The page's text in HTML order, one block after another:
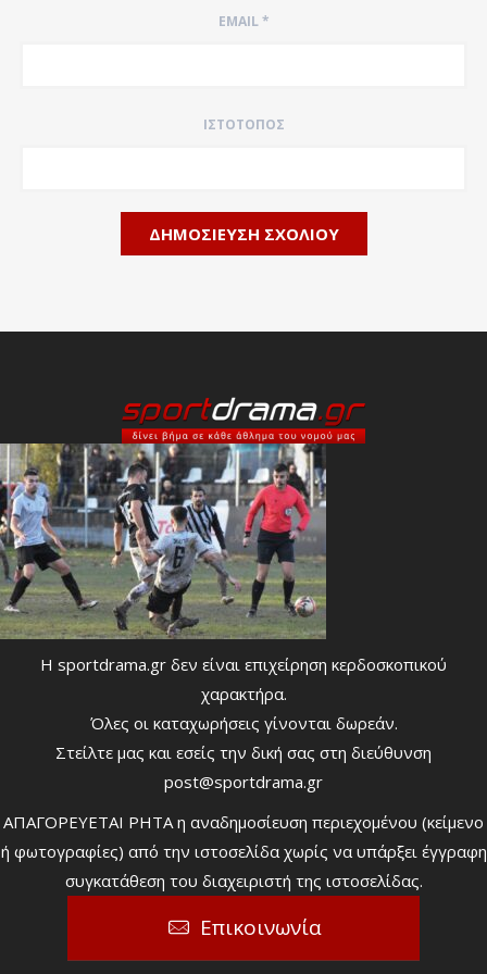
EMAIL*
ΙΣΤΌΤΟΠΟΣ
Η sportdrama.gr δεν είναι επιχείρηση κερδοσκοπικού
χαρακτήρα.
Όλες οι καταχωρήσεις γίνονται δωρεάν.
Στείλτε μας και εσείς την δική σας στη διεύθυνση
post@sportdrama.gr
ΑΠΑΓΟΡΕΥΕΤΑΙ ΡΗΤΑ η αναδημοσίευση περιεχομένου (κείμενο
ή φωτογραφίες) από την ιστοσελίδα χωρίς να υπάρξει έγγραφη
συγκατάθεση του διαχειριστή της ιστοσελίδας.
Επικοινωνία